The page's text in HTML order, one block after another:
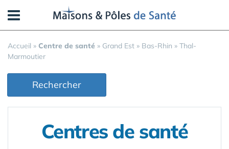
Accueil » Centre de santé » Grand Est » Bas-Rhin » Thal-
Marmoutier
Rechercher
Centres de santé
Panneau de gestion des cookies